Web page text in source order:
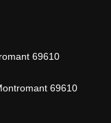
69610
69610